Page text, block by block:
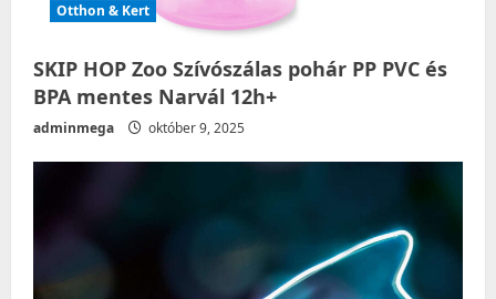
Otthon & Kert
SKIP HOP Zoo Szívószálas pohár PP PVC és
BPA mentes Narvál 12h+
adminmega október 9, 2025